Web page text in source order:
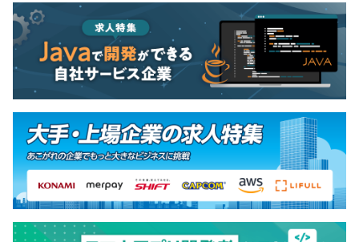
◆技術責任者兼マネージャー、33歳、男性
卒業後、IT機器総合商社に入社し、SEとしてCRM・SFAの
企画、設計、開発、保守運用まで全工程を担当。後半は営
業企画部門に異動し、SFA・CRMを活用した営業活動の推
進やワークスタイル変革のプロジェクトにも従事した。